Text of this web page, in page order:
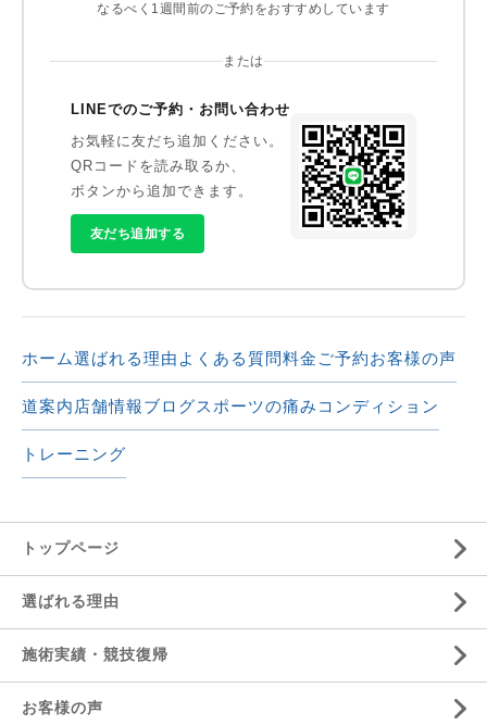
なるべく1週間前のご予約をおすすめしています
または
LINEでのご予約・お問い合わせ
お気軽に友だち追加ください。
QRコードを読み取るか、
ボタンから追加できます。
友だち追加する
ホーム選ばれる理由 よくある質問料金 ご予約お客様の声
道案内店舗情報ブログスポーツの痛み コンディション
トレーニング
トップページ
選ばれる理由
施術実績・競技復帰
お客様の声